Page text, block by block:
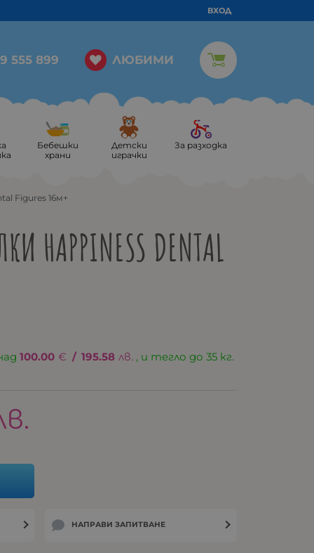
ВХОД
555 899 ЛЮБИМИ
Бебешки
храни
Детски
играчки
За разходка
Figures 16м+
HAPPINESS DENTAL
100.00 € / 195.58 лв. , и тегло до 35 кг.
НАПРАВИ ЗАПИТВАНЕ